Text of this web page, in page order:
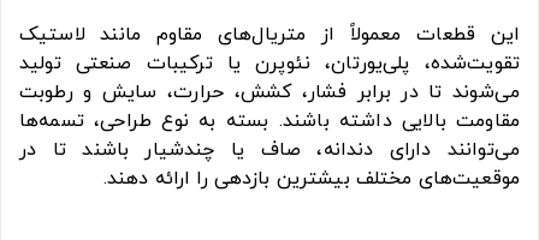
این قطعات معمولاً از متریال‌های مقاوم مانند لاستیک
تقویت‌شده، پلی‌یورتان، نئوپرن یا ترکیبات صنعتی تولید
می‌شوند تا در برابر فشار، کشش، حرارت، سایش و رطوبت
مقاومت بالایی داشته باشند. بسته به نوع طراحی، تسمه‌ها
می‌توانند دارای دندانه، صاف یا چندشیار باشند تا در
موقعیت‌های مختلف بیشترین بازدهی را ارائه دهند.